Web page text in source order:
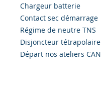
Chargeur batterie
Contact sec démarrage
Régime de neutre TNS
Disjoncteur tétrapolaire
Départ nos ateliers